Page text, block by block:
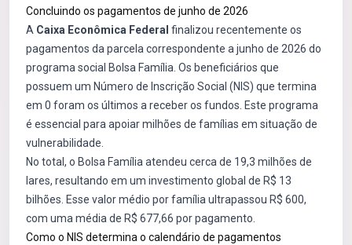
Concluindo os pagamentos de junho de 2026
A Caixa Econômica Federal finalizou recentemente os
pagamentos da parcela correspondente a junho de 2026 do
programa social Bolsa Família. Os beneficiários que
possuem um Número de Inscrição Social (NIS) que termina
em 0 foram os últimos a receber os fundos. Este programa
é essencial para apoiar milhões de famílias em situação de
vulnerabilidade.
No total, o Bolsa Família atendeu cerca de 19,3 milhões de
lares, resultando em um investimento global de R$ 13
bilhões. Esse valor médio por família ultrapassou R$ 600,
com uma média de R$ 677,66 por pagamento.
Como o NIS determina o calendário de pagamentos